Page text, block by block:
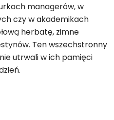
managerów, w
czy w akademikach
herbatę, zimne
Ten wszechstronny
utrwali w ich pamięci